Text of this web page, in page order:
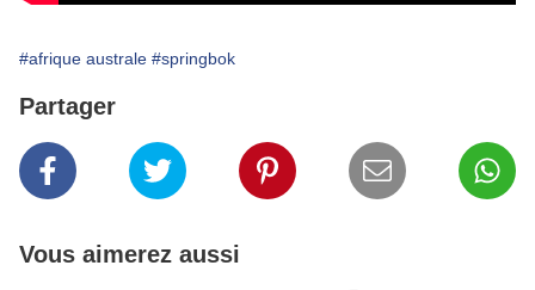
#afrique australe #springbok
Partager
Vous aimerez aussi